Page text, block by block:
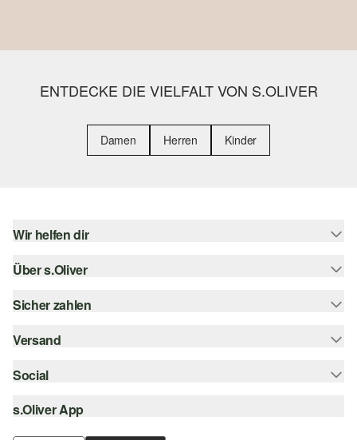
ENTDECKE DIE VIELFALT VON S.OLIVER
Damen Herren Kinder
Wir helfen dir
Hilfe & FAQ
Größenberatung
Top-Kategorien
Bestellung widerrufen
Über s.Oliver
s.Oliver Magazin
Whatsapp
s.Oliver Group
Sicher zahlen
Rechnung
Kreditkarte
Versand
Sendungsverfolgung
DHL
Social
instagram
s.Oliver App